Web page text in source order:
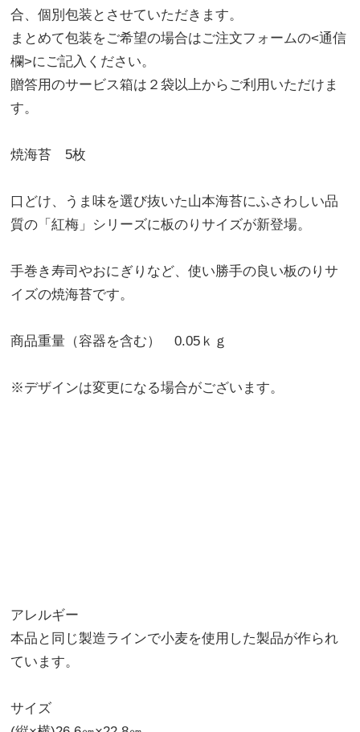
合、個別包装とさせていただきます。
まとめて包装をご希望の場合はご注文フォームの<通信
欄>にご記入ください。
贈答用のサービス箱は２袋以上からご利用いただけま
す。
焼海苔 5枚
口どけ、うま味を選び抜いた山本海苔にふさわしい品
質の「紅梅」シリーズに板のりサイズが新登場。
手巻き寿司やおにぎりなど、使い勝手の良い板のりサ
イズの焼海苔です。
商品重量（容器を含む） 0.05ｋｇ
※デザインは変更になる場合がございます。
アレルギー
本品と同じ製造ラインで小麦を使用した製品が作られ
ています。
サイズ